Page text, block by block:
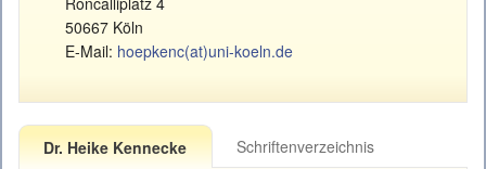
50667 Köln
E-Mail: hoepkenc(at)uni-koeln.de
Dr. Heike Kennecke
Schriftenverzeichnis